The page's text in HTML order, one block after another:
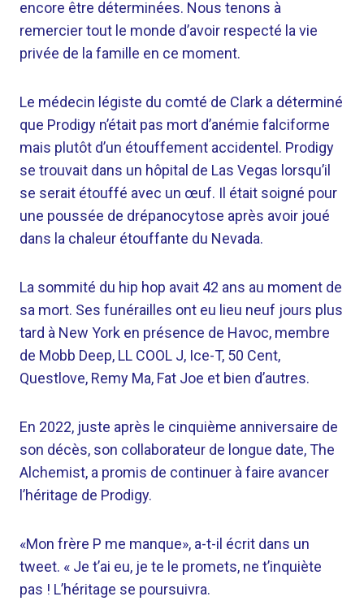
encore être déterminées. Nous tenons à
remercier tout le monde d’avoir respecté la vie
privée de la famille en ce moment.
Le médecin légiste du comté de Clark a déterminé
que Prodigy n’était pas mort d’anémie falciforme
mais plutôt d’un étouffement accidentel. Prodigy
se trouvait dans un hôpital de Las Vegas lorsqu’il
se serait étouffé avec un œuf. Il était soigné pour
une poussée de drépanocytose après avoir joué
dans la chaleur étouffante du Nevada.
La sommité du hip hop avait 42 ans au moment de
sa mort. Ses funérailles ont eu lieu neuf jours plus
tard à New York en présence de Havoc, membre
de Mobb Deep, LL COOL J, Ice-T, 50 Cent,
Questlove, Remy Ma, Fat Joe et bien d’autres.
En 2022, juste après le cinquième anniversaire de
son décès, son collaborateur de longue date, The
Alchemist, a promis de continuer à faire avancer
l’héritage de Prodigy.
«Mon frère P me manque», a-t-il écrit dans un
tweet. « Je t’ai eu, je te le promets, ne t’inquiète
pas ! L’héritage se poursuivra.